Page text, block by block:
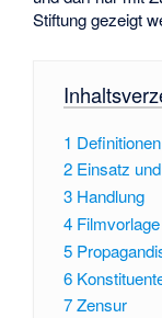
Stiftung gezeigt
1
2 Einsatz
3 Handlung
4 Filmvorlage
5
6
7Zensur